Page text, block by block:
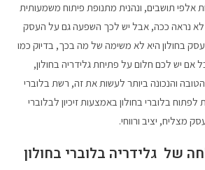
אלפי תושבים, ונהנית מתנופת פיתוח משמעותית
לא נראה ככה, אבל יש לכך השפעה גם על העסק
בחולון היא לא משימה של מה בכך, בדיוק כמו
יש לכם חלום על פתיחת גלידריה בחולון,
והנכונה ביותר לעשות את זה, רשת בלוברי
בלוברי בחולון באמצעות זיכיון לבלוברי
מצליח, יציב ורווחי.
של גלידריה בלוברי בחולון